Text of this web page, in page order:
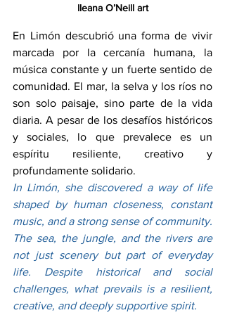
Ileana O’Neill art
En Limón descubrió una forma de vivir
marcada por la cercanía humana, la
música constante y un fuerte sentido de
comunidad. El mar, la selva y los ríos no
son solo paisaje, sino parte de la vida
diaria. A pesar de los desafíos históricos
y sociales, lo que prevalece es un
espíritu resiliente, creativo y
profundamente solidario.
In Limón, she discovered a way of life
shaped by human closeness, constant
music, and a strong sense of community.
The sea, the jungle, and the rivers are
not just scenery but part of everyday
life. Despite historical and social
challenges, what prevails is a resilient,
creative, and deeply supportive spirit.